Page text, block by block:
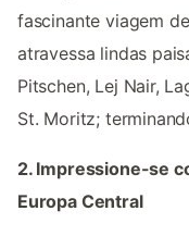
fascinante viagem
atravessa lindas
Pitschen, Lej Nair,
St. Moritz;
2. Impressione-se
Europa Central